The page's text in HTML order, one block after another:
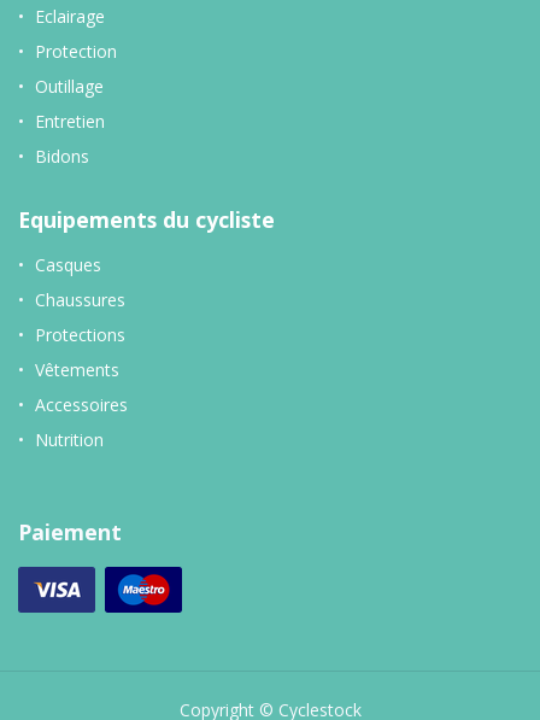
Eclairage
Protection
Outillage
Entretien
Bidons
Equipements du cycliste
Casques
Chaussures
Protections
Vêtements
Accessoires
Nutrition
Paiement
Copyright © Cyclestock